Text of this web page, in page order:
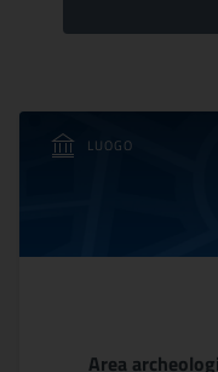
LUOGO
Area